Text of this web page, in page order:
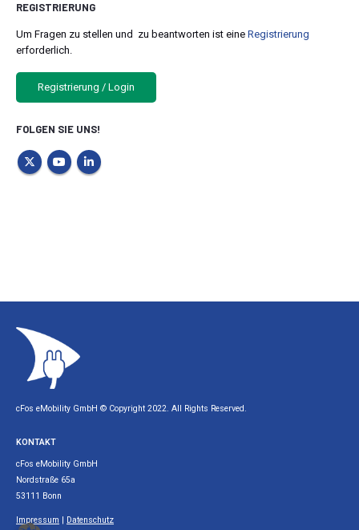
REGISTRIERUNG
Um Fragen zu stellen und zu beantworten ist eine Registrierung
erforderlich.
Registrierung / Login
FOLGEN SIE UNS!
cFos eMobility GmbH © Copyright 2022. All Rights Reserved.
KONTAKT
cFos eMobility GmbH
Nordstraße 65a
53111 Bonn
Impressum | Datenschutz